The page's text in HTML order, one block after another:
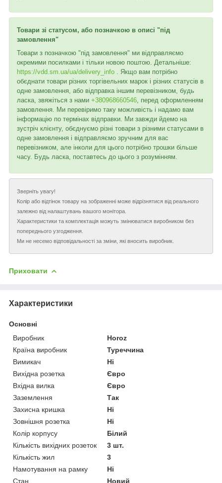
Товари зі статусом, або позначкою в описі "під
замовлення"
Товари з позначкою "під замовлення" ми відправляємо
окремими посилками і тільки новою поштою. Детальніше:
https://vdd.sm.ua/ua/delivery_info . Якщо вам потрібно
обєднати товари різних торгівельних марок і різних статусів в
одне замовлення, або відправка іншим перевізником, будь
ласка, звяжіться з нами +380968660546 , перед оформленням
замовлення. Ми перевіримо таку можливість і надамо вам
інформацію по термінах відправки. Ми завжди йдемо на
зустріч клієнту, обєднуємо різні товари з різними статусами в
одне замовлення і відправляємо зручним для вас
перевізником, але інколи для цього потрібно трошки більше
часу. Будь ласка, поставтесь до цього з розумінням.
Зверніть увагу!
Колір або відтінок товару на зображенні може відрізнятися від реального
залежно від налаштувань вашого монітора.
Характеристики та комплектація можуть змінюватися виробником без
попереднього узгодження.
Ми не несемо відповідальності за зміни, які вносить виробник.
Приховати
Характеристики
Основні
Виробник
Horoz
Країна виробник
Туреччина
Вимикач
Ні
Вихідна розетка
Євро
Вхідна вилка
Євро
Заземлення
Так
Захисна кришка
Ні
Зовнішня розетка
Ні
Колір корпусу
Білий
Кількість вихідних розеток
3 шт.
Кількість жил
3
Намотування на рамку
Ні
Стан
Новий